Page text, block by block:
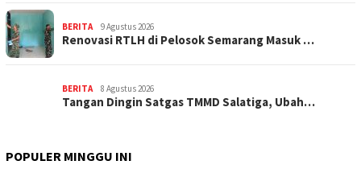
BERITA 9 Agustus 2026
Renovasi RTLH di Pelosok Semarang Masuk …
BERITA 8 Agustus 2026
Tangan Dingin Satgas TMMD Salatiga, Ubah…
POPULER MINGGU INI